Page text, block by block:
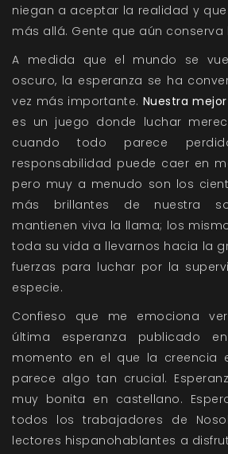
niegan a aceptar la realidad y
más allá. Gente que aún conserva
A medida que el mundo se
oscuro, la esperanza se ha
vez más importante. Nuestra
es un juego donde luchar
cuando todo parece
responsabilidad puede caer en
pero muy a menudo son los
más brillantes de nuestra
mantienen viva la llama; los
toda su vida a llevarnos hacia la
fuerzas para luchar por la
especie.
Confieso que me emociona
última esperanza publicado
momento en el que la creencia
parece algo tan crucial.
muy bonita en castellano.
todos los trabajadores de
lectores hispanohablantes a